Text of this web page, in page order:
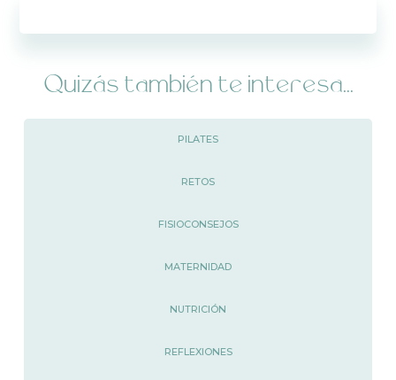
Quizás también te interesa...
PILATES
RETOS
FISIOCONSEJOS
MATERNIDAD
NUTRICIÓN
REFLEXIONES